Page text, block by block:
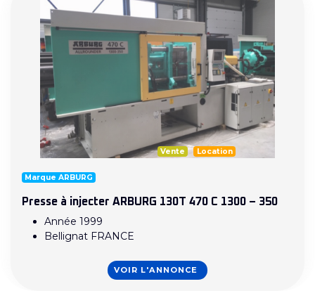
Vente Location
Marque ARBURG
Presse à injecter ARBURG 130T 470 C 1300 – 350
Année 1999
Bellignat FRANCE
VOIR L'ANNONCE